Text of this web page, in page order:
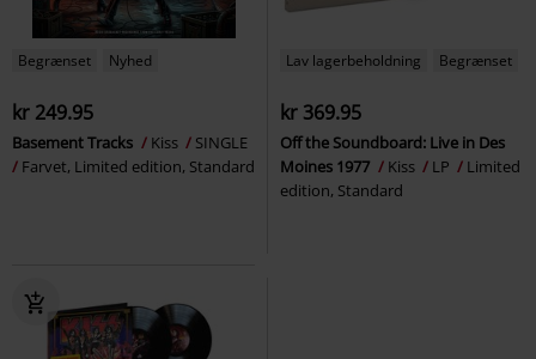
Begrænset Nyhed
kr 249.95
Basement Tracks Kiss
SINGLE
Farvet, Limited edition, Standard
Lav lagerbeholdning Begrænset
kr 369.95
Off the Soundboard: Live in Des
Moines 1977
Kiss LP
Limited
edition, Standard